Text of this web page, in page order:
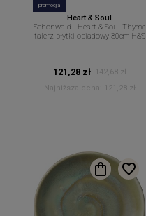
promocja
Heart & Soul
Schonwald - Heart & Soul Thyme
talerz płytki obiadowy 30cm H&S
121,28 zł
142,68 zł
Najniższa cena:
121,28 zł